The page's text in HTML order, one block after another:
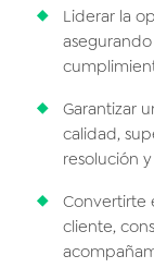
Liderar la
Garantizar
calidad,
resolución
Convertirte
cliente,